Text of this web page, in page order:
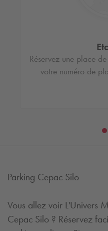
Réservez une place
votre numéro de
Parking Cepac Silo
Vous allez voir L'Univers
Cepac Silo ? Réservez